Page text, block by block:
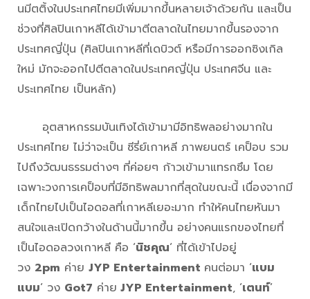
นมีตติ้งในประเทศไทยมีเพิ่มมากขึ้นหลายเจ้าด้วยกัน และเป็น
ช่วงที่ศิลปินเกาหลีได้เข้ามาตีตลาดในไทยมากขึ้นรองจาก
ประเทศญี่ปุ่น (ศิลปินเกาหลีที่เดบิวต์ หรือมีการออกซิงเกิล
ใหม่ มักจะออกไปตีตลาดในประเทศญี่ปุ่น ประเทศจีน และ
ประเทศไทย เป็นหลัก)
อุตสาหกรรมบันเทิงได้เข้ามามีอิทธิพลอย่างมากใน
ประเทศไทย ไม่ว่าจะเป็น ซีรี่ย์เกาหลี ภาพยนตร์ เคป็อบ รวม
ไปถึงวัฒนธรรมต่างๆ ที่ค่อยๆ ก้าวเข้ามาแทรกซึม โดย
เฉพาะวงการเคป็อบที่มีอิทธิพลมากที่สุดในขณะนี้ เนื่องจากมี
เด็กไทยไปเป็นไอดอลที่เกาหลีเยอะมาก ทำให้คนไทยหันมา
สนใจและเปิดกว้างในด้านนี้มากขึ้น อย่างคนแรกของไทยที่
เป็นไอดอลวงเกาหลี คือ ‘นิชคุณ‘ ที่ได้เข้าไปอยู่
วง 2pm ค่าย JYP Entertainment คนต่อมา ‘แบม
แบม‘ วง Got7 ค่าย JYP Entertainment, ‘เตนท์‘